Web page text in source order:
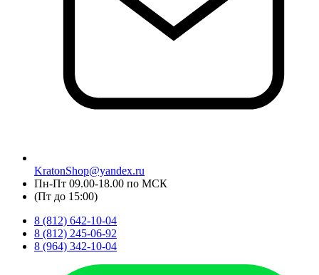
KratonShop@yandex.ru
Пн-Пт 09.00-18.00 по МСК
(Пт до 15:00)
8 (812) 642-10-04
8 (812) 245-06-92
8 (964) 342-10-04